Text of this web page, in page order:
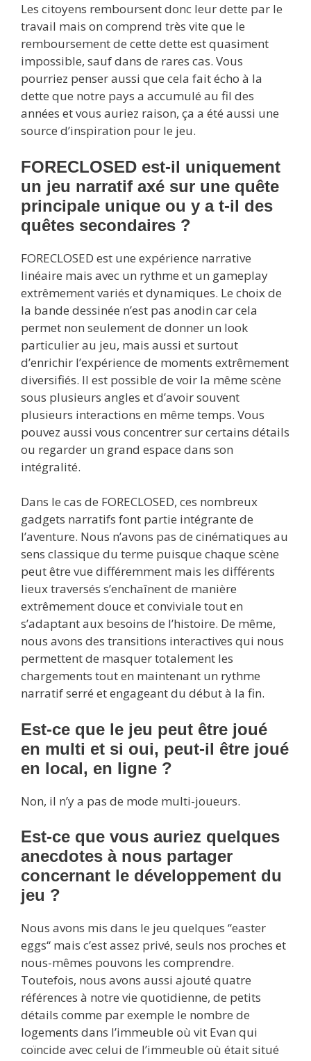
Les citoyens remboursent donc leur dette par le
travail mais on comprend très vite que le
remboursement de cette dette est quasiment
impossible, sauf dans de rares cas. Vous
pourriez penser aussi que cela fait écho à la
dette que notre pays a accumulé au fil des
années et vous auriez raison, ça a été aussi une
source d’inspiration pour le jeu.
FORECLOSED est-il uniquement
un jeu narratif axé sur une quête
principale unique ou y a t-il des
quêtes secondaires ?
FORECLOSED est une expérience narrative
linéaire mais avec un rythme et un gameplay
extrêmement variés et dynamiques. Le choix de
la bande dessinée n’est pas anodin car cela
permet non seulement de donner un look
particulier au jeu, mais aussi et surtout
d’enrichir l’expérience de moments extrêmement
diversifiés. Il est possible de voir la même scène
sous plusieurs angles et d’avoir souvent
plusieurs interactions en même temps. Vous
pouvez aussi vous concentrer sur certains détails
ou regarder un grand espace dans son
intégralité.
Dans le cas de FORECLOSED, ces nombreux
gadgets narratifs font partie intégrante de
l’aventure. Nous n’avons pas de cinématiques au
sens classique du terme puisque chaque scène
peut être vue différemment mais les différents
lieux traversés s’enchaînent de manière
extrêmement douce et conviviale tout en
s’adaptant aux besoins de l’histoire. De même,
nous avons des transitions interactives qui nous
permettent de masquer totalement les
chargements tout en maintenant un rythme
narratif serré et engageant du début à la fin.
Est-ce que le jeu peut être joué
en multi et si oui, peut-il être joué
en local, en ligne ?
Non, il n’y a pas de mode multi-joueurs.
Est-ce que vous auriez quelques
anecdotes à nous partager
concernant le développement du
jeu ?
Nous avons mis dans le jeu quelques “easter
eggs“ mais c’est assez privé, seuls nos proches et
nous-mêmes pouvons les comprendre.
Toutefois, nous avons aussi ajouté quatre
références à notre vie quotidienne, de petits
détails comme par exemple le nombre de
logements dans l’immeuble où vit Evan qui
coïncide avec celui de l’immeuble où était situé